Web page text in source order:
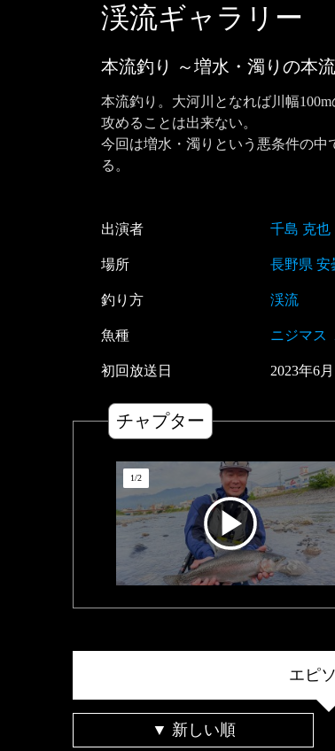
渓流ギャラリー
本流釣り ～増水・濁りの本
本流釣り。大河川となれば川幅
攻めることは出来ない。
今回は増水・濁りという悪条件の
る。
出演者 千島 克也
場所 長野県 安
釣り方 渓流
魚種 ニジマス
初回放送日 2023年6月
チャプター
1/2
エピ
▼ 新しい順